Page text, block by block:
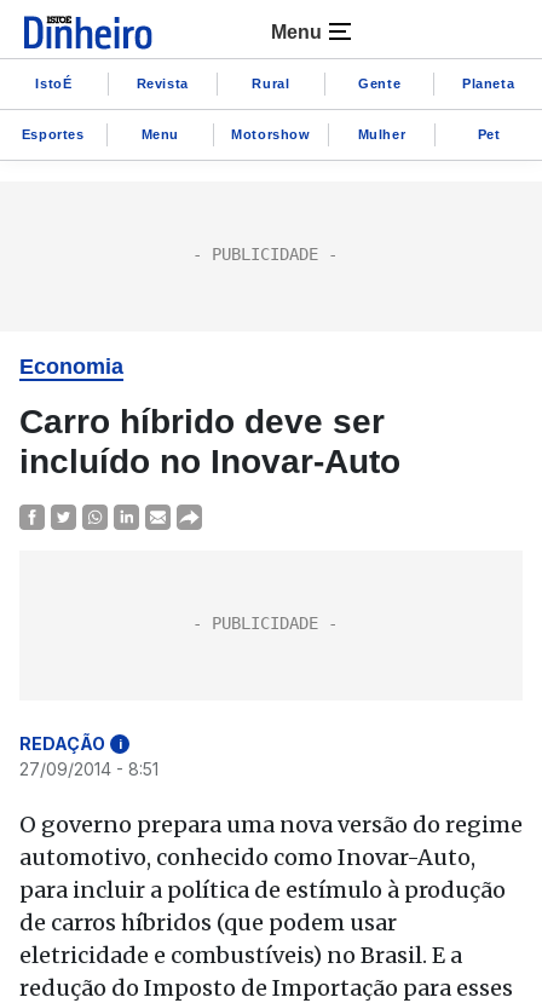
Menu
IstoÉ Revista Rural Gente Planeta
Esportes Menu Motorshow Mulher Pet
Economia
Carro híbrido deve ser
incluído no Inovar-Auto
REDAÇÃO i
27/09/2014 - 8:51
O governo prepara uma nova versão do regime
automotivo, conhecido como Inovar-Auto,
para incluir a política de estímulo à produção
de carros híbridos (que podem usar
eletricidade e combustíveis) no Brasil. E a
redução do Imposto de Importação para esses